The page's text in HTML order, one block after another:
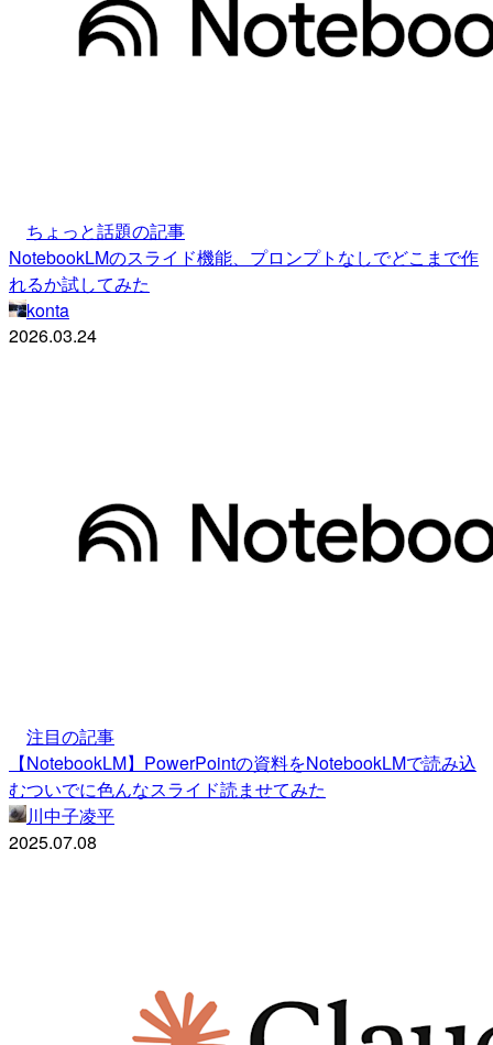
ちょっと話題の記事
NotebookLMのスライド機能、プロンプトなしでどこまで作
れるか試してみた
konta
2026.03.24
注目の記事
【NotebookLM】PowerPointの資料をNotebookLMで読み込
むついでに色んなスライド読ませてみた
川中子凌平
2025.07.08